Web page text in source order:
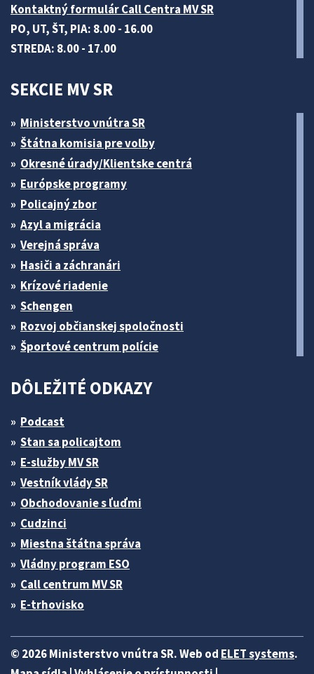
Kontaktný formulár Call Centra MV SR
PO, UT, ŠT, PIA: 8.00 - 16.00
STREDA: 8.00 - 17.00
SEKCIE MV SR
Ministerstvo vnútra SR
Štátna komisia pre volby
Okresné úrady/Klientske centrá
Európske programy
Policajný zbor
Azyl a migrácia
Verejná správa
Hasiči a záchranári
Krízové riadenie
Schengen
Rozvoj občianskej spoločnosti
Športové centrum polície
DÔLEŽITÉ ODKAZY
Podcast
Stan sa policajtom
E-služby MV SR
Vestník vlády SR
Obchodovanie s ľuďmi
Cudzinci
Miestna štátna správa
Vládny program ESO
Call centrum MV SR
E-trhovisko
© 2026 Ministerstvo vnútra SR. Web od ELET systems.